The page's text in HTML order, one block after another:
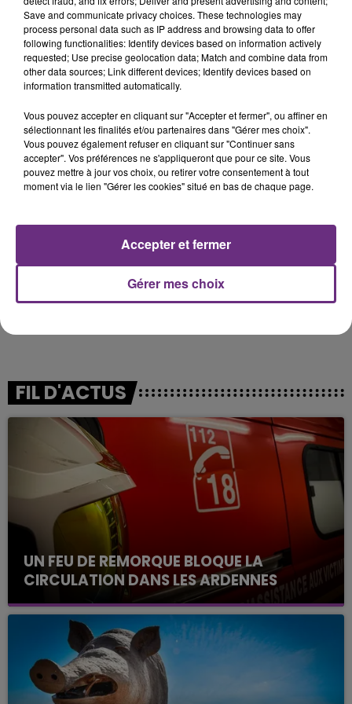
8h :
A Revin dans les Ardennes, une trentaine d’élèves du
Lycée Jean-Moulin invités à rester chez eux durant
une semaine.
A Givet, c’est l’école Vauban qui est fermée
aujourd’hui, un cas de covid 19 a été détecté hier soir
au sein de l’établissement, il s’agit d’une personne du
service d’entretien et de maintenance.
Le taux d'incidence de la France est passé sous la
barre symbolique des 250 la semaine du 9 au 15
novembre, selon les dernières données de Santé
FIL D'ACTUS
UN FEU DE REMORQUE BLOQUE LA
CIRCULATION DANS LES ARDENNES
Un feu de remorque s'est déclaré ce mercredi en
fin de matinée sur l'A34.
Save and communicate privacy choices. These technologies may
process personal data such as IP address and browsing data to offer
following functionalities: Identify devices based on information actively
requested; Use precise geolocation data; Match and combine data from
other data sources; Link different devices; Identify devices based on
information transmitted automatically.
Vous pouvez accepter en cliquant sur "Accepter et fermer", ou affiner en
sélectionnant les finalités et/ou partenaires dans "Gérer mes choix".
Vous pouvez également refuser en cliquant sur "Continuer sans
accepter". Vos préférences ne s'appliqueront que pour ce site. Vous
pouvez mettre à jour vos choix, ou retirer votre consentement à tout
moment via le lien "Gérer les cookies" situé en bas de chaque page.
Gérer mes choix
Accepter et fermer